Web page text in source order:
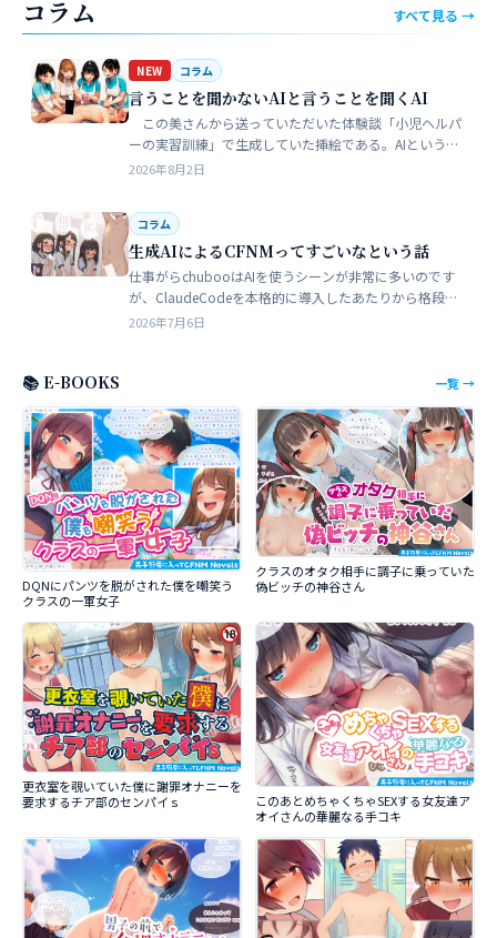
コラム すべて見る →
NEW コラム
言うことを聞かないAIと言うことを聞くAI
この美さんから送っていただいた体験談「小児ヘルパ
ーの実習訓練」で生成していた挿絵である。AIというの
は、どうしても細部が苦手でトークンを積まずにやれる
2026年8月2日
コラム
生成AIによるCFNMってすごいなという話
仕事がらchubooはAIを使うシーンが非常に多いのです
が、ClaudeCodeを本格的に導入したあたりから格段に
やれることが多くなった。昔からときどき思うことがあ
2026年7月6日
📚 E-BOOKS 一覧 →
DQNにパンツを脱がされた僕を嘲笑う
クラスの一軍女子
クラスのオタク相手に調子に乗っていた
偽ビッチの神谷さん
更衣室を覗いていた僕に謝罪オナニーを
要求するチア部のセンパイｓ
このあとめちゃくちゃSEXする女友達ア
オイさんの華麗なる手コキ